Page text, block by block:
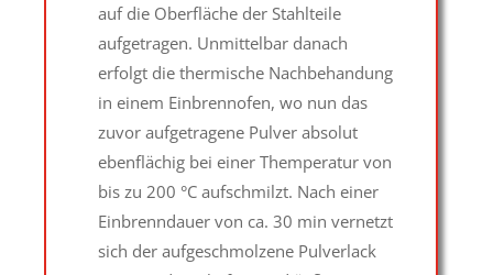
auf die Oberfläche der Stahlteile
aufgetragen. Unmittelbar danach
erfolgt die thermische Nachbehandung
in einem Einbrennofen, wo nun das
zuvor aufgetragene Pulver absolut
ebenflächig bei einer Themperatur von
bis zu 200 °C aufschmilzt. Nach einer
Einbrenndauer von ca. 30 min vernetzt
sich der aufgeschmolzene Pulverlack